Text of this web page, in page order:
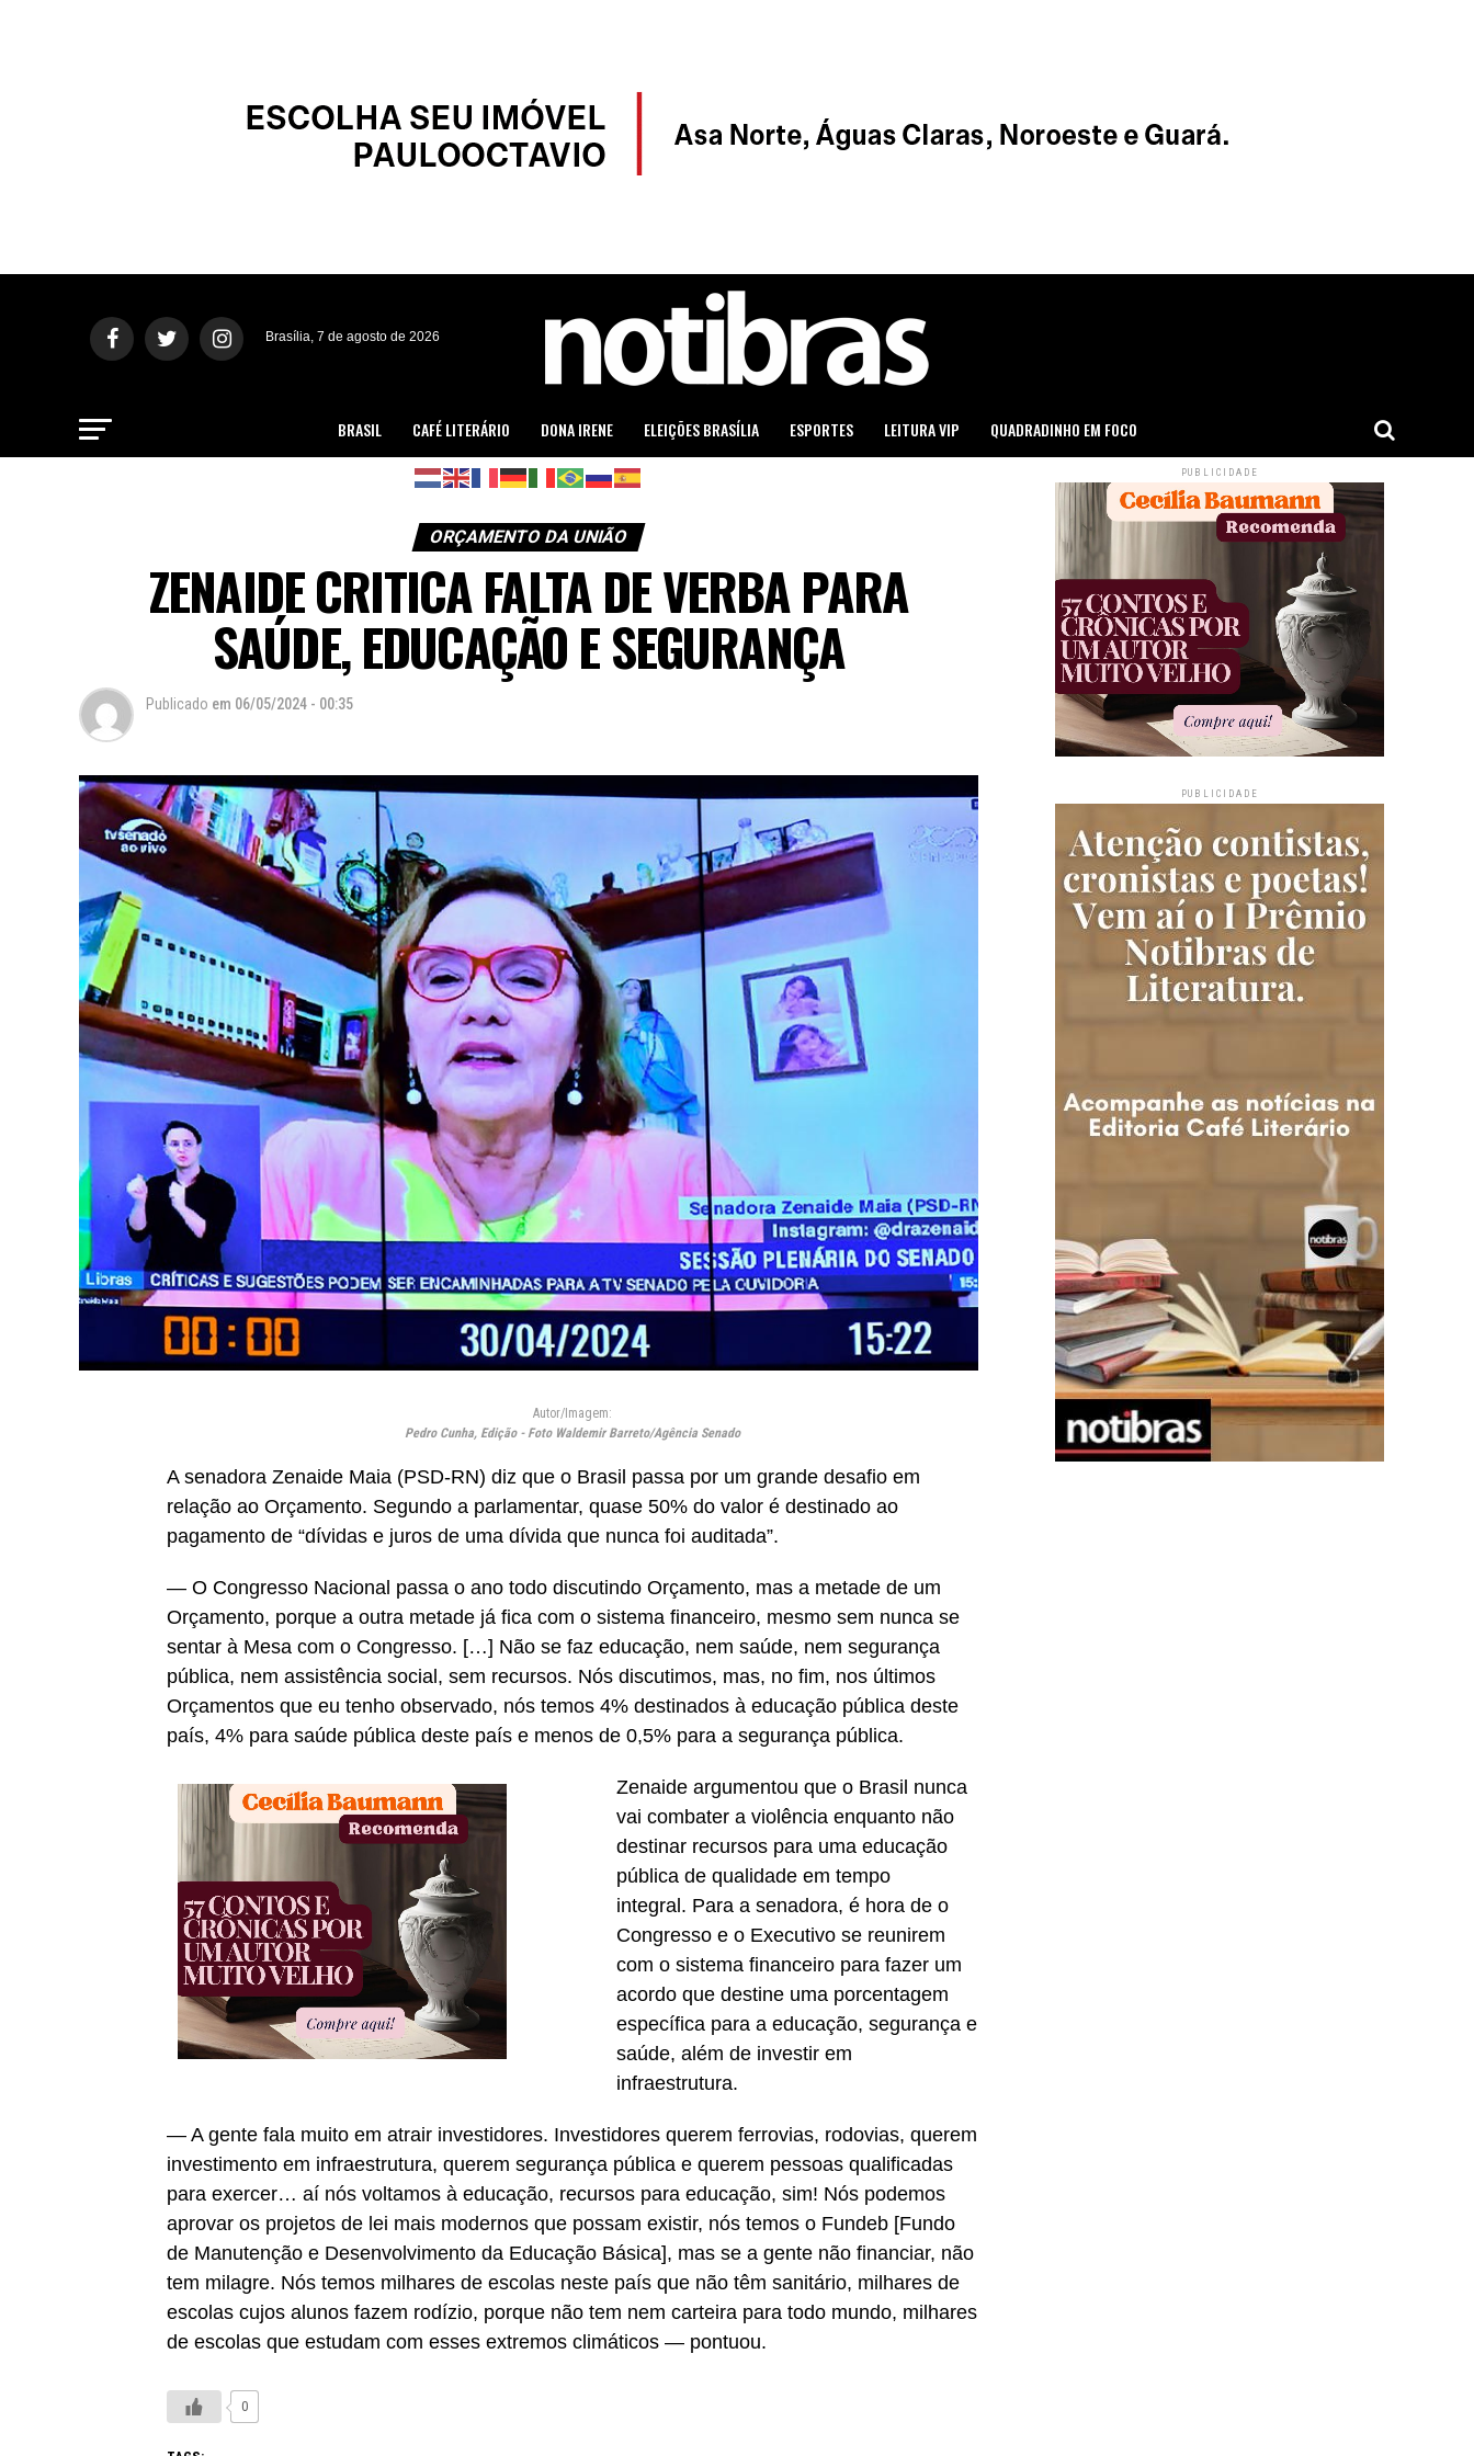
Brasília, 7 de agosto de 2026
BRASIL CAFÉ LITERÁRIO DONA IRENE ELEIÇÕES BRASÍLIA ESPORTES LEITURA VIP QUADRADINHO EM FOCO
ORÇAMENTO DA UNIÃO
ZENAIDE CRITICA FALTA DE VERBA PARA
SAÚDE, EDUCAÇÃO E SEGURANÇA
Publicado em 06/05/2024 - 00:35
Autor/Imagem:
Pedro Cunha, Edição - Foto Waldemir Barreto/Agência Senado
A senadora Zenaide Maia (PSD-RN) diz que o Brasil passa por um grande desafio em
relação ao Orçamento. Segundo a parlamentar, quase 50% do valor é destinado ao
pagamento de “dívidas e juros de uma dívida que nunca foi auditada”.
— O Congresso Nacional passa o ano todo discutindo Orçamento, mas a metade de um
Orçamento, porque a outra metade já fica com o sistema financeiro, mesmo sem nunca se
sentar à Mesa com o Congresso. […] Não se faz educação, nem saúde, nem segurança
pública, nem assistência social, sem recursos. Nós discutimos, mas, no fim, nos últimos
Orçamentos que eu tenho observado, nós temos 4% destinados à educação pública deste
país, 4% para saúde pública deste país e menos de 0,5% para a segurança pública.
Zenaide argumentou que o Brasil nunca
vai combater a violência enquanto não
destinar recursos para uma educação
pública de qualidade em tempo
integral. Para a senadora, é hora de o
Congresso e o Executivo se reunirem
com o sistema financeiro para fazer um
acordo que destine uma porcentagem
específica para a educação, segurança e
saúde, além de investir em
infraestrutura.
— A gente fala muito em atrair investidores. Investidores querem ferrovias, rodovias, querem
investimento em infraestrutura, querem segurança pública e querem pessoas qualificadas
para exercer… aí nós voltamos à educação, recursos para educação, sim! Nós podemos
aprovar os projetos de lei mais modernos que possam existir, nós temos o Fundeb [Fundo
de Manutenção e Desenvolvimento da Educação Básica], mas se a gente não financiar, não
tem milagre. Nós temos milhares de escolas neste país que não têm sanitário, milhares de
escolas cujos alunos fazem rodízio, porque não tem nem carteira para todo mundo, milhares
de escolas que estudam com esses extremos climáticos — pontuou.
0
PUBLICIDADE
PUBLICIDADE